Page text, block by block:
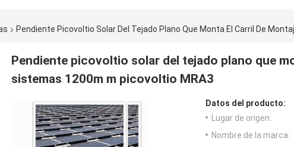
Pendiente Picovoltio Solar Del Tejado Plano Que Monta El Carril De
Pendiente picovoltio solar del tejado plano que
sistemas 1200m m picovoltio MRA3
Datos del producto:
Lugar de origen:
Nombre de la marca: